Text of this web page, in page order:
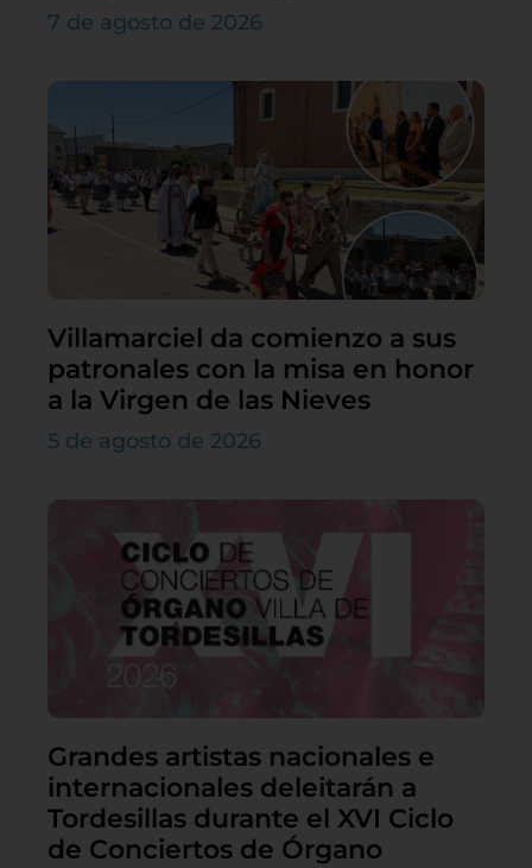
7 de agosto de 2026
Villamarciel da comienzo a sus
patronales con la misa en honor
a la Virgen de las Nieves
5 de agosto de 2026
Grandes artistas nacionales e
internacionales deleitarán a
Tordesillas durante el XVI Ciclo
de Conciertos de Órgano